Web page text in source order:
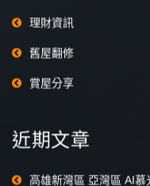
理財資訊
舊屋翻修
賞屋分享
近期文章
高雄新灣區 亞灣區 AI